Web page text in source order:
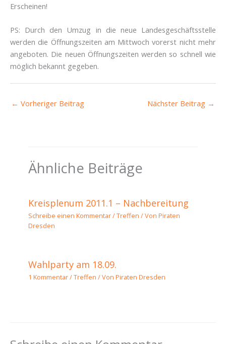
Erscheinen!
PS: Durch den Umzug in die neue Landesgeschäftsstelle
werden die Öffnungszeiten am Mittwoch vorerst nicht mehr
angeboten. Die neuen Öffnungszeiten werden so schnell wie
möglich bekannt gegeben.
← Vorheriger Beitrag Nächster Beitrag →
Ähnliche Beiträge
Kreisplenum 2011.1 – Nachbereitung
Schreibe einen Kommentar/Treffen / VonPiraten
Dresden
Wahlparty am 18.09.
1 Kommentar/Treffen / VonPiraten Dresden